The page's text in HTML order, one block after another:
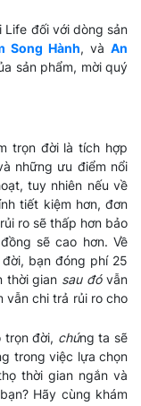
Life đối với dòng sản
Song Hành, và An
sản phẩm, mời quý
trọn đời là tích hợp
những ưu điểm nổi
tuy nhiên nếu về
tiết kiệm hơn, đơn
ro sẽ thấp hơn bảo
sẽ cao hơn. Về
bạn đóng phí 25
thời gian sau đóvẫn
vẫn chi trả rủi ro cho
trọn đời, chúng ta sẽ
trong việc lựa chọn
thời gian ngắn và
Hãy cùng khám